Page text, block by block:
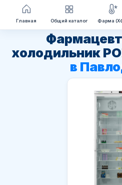
Перейти
содержимому
холодильник
в
Главная Общий каталог Фарма